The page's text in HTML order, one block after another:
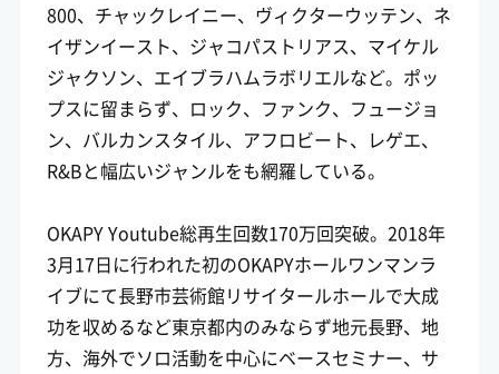
800、チャックレイニー、ヴィクターウッテン、ネ
イザンイースト、ジャコパストリアス、マイケル
ジャクソン、エイブラハムラボリエルなど。ポッ
プスに留まらず、ロック、ファンク、フュージョ
ン、バルカンスタイル、アフロビート、レゲエ、
R&Bと幅広いジャンルをも網羅している。
OKAPY Youtube総再生回数170万回突破。2018年
3月17日に行われた初のOKAPYホールワンマンラ
イブにて長野市芸術館リサイタールホールで大成
功を収めるなど東京都内のみならず地元長野、地
方、海外でソロ活動を中心にベースセミナー、サ